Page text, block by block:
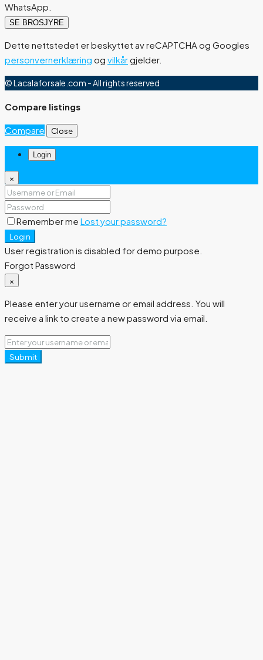
WhatsApp.
SE BROSJYRE
Dette nettstedet er beskyttet av reCAPTCHA og Googles
personvernerklæring og vilkårgjelder.
© Lacalaforsale.com - All rights reserved
Compare listings
Compare Close
Login
×
Remember me Lost your password?
Login
User registration is disabled for demo purpose.
Forgot Password
×
Please enter your username or email address. You will
receive a link to create a new password via email.
Submit